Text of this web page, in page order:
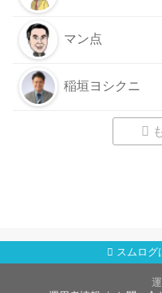
マン点
稲垣ヨシクニ
スムログ